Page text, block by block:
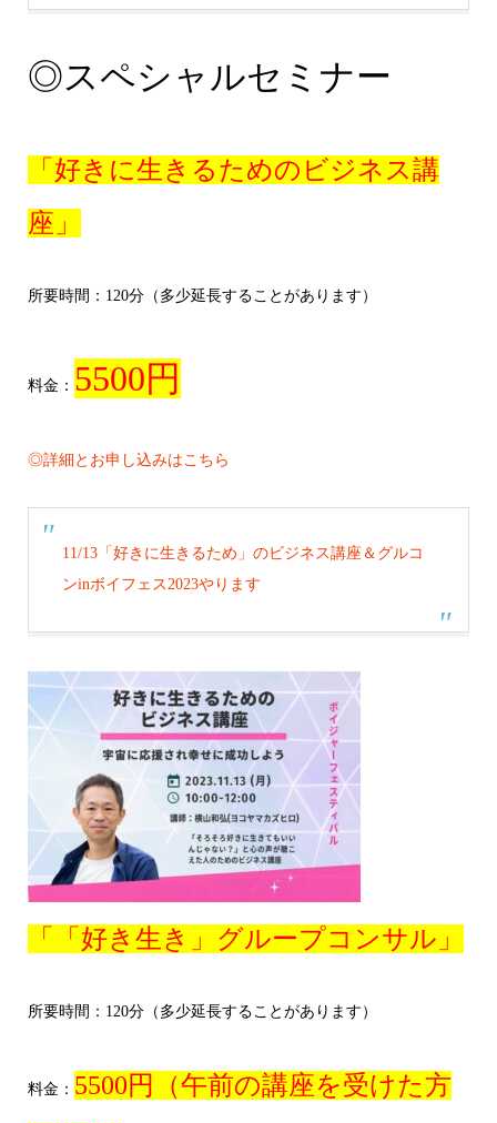
◎スペシャルセミナー
「好きに生きるためのビジネス講
座」
所要時間：120分（多少延長することがあります）
料金： 5500円
◎詳細とお申し込みはこちら
11/13「好きに生きるため」のビジネス講座＆グルコ
ンinボイフェス2023やります
「「好き生き」グループコンサル」
所要時間：120分（多少延長することがあります）
料金： 5500円（午前の講座を受けた方